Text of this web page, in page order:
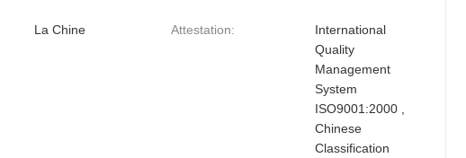
La Chine Attestation:
International
Quality
Management
System
ISO9001:2000 ,
Chinese
Classification